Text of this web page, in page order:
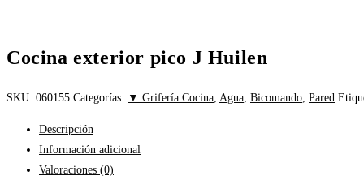
Cocina exterior pico J Huilen
SKU: 060155 Categorías: ▼ Grifería Cocina Agua Bicomando Pared
Descripción
Información adicional
Valoraciones (0)